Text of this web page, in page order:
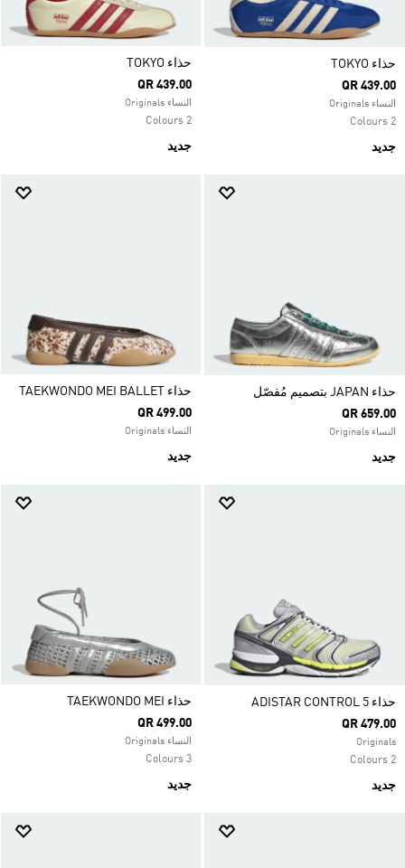
حذاء TOKYO
QR 439.00
النساء Originals
2 Colours
جديد
حذاء TOKYO
QR 439.00
النساء Originals
2 Colours
جديد
حذاء JAPAN بتصميم مُفصّل
QR 659.00
النساء Originals
جديد
حذاء TAEKWONDO MEI BALLET
QR 499.00
النساء Originals
جديد
حذاء ADISTAR CONTROL 5
QR 479.00
Originals
2 Colours
جديد
حذاء TAEKWONDO MEI
QR 499.00
النساء Originals
3 Colours
جديد